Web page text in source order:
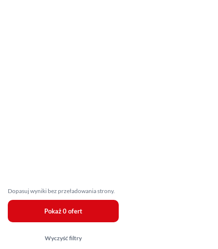
Dopasuj wyniki bez przeładowania strony.
Pokaż 0 ofert
Wyczyść filtry